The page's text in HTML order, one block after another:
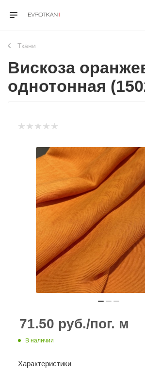
Ткани
Вискоза
однотонная
71.50 руб./пог. м
В наличии
Характеристики